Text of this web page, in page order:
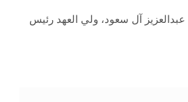
آل سعود، ولي العهد رئيس